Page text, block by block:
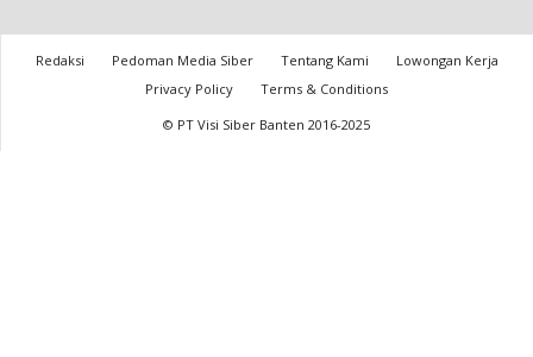
Redaksi Pedoman Media Siber Tentang Kami
Lowongan Kerja
Privacy Policy
Terms & Conditions
© PT Visi Siber Banten 2016-2025